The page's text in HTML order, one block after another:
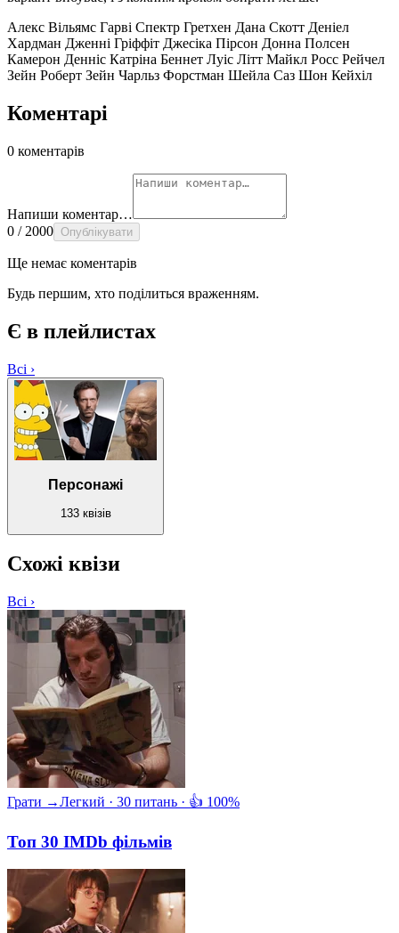
Алекс Вільямс Гарві Спектр Гретхен Дана Скотт Деніел
Хардман Дженні Гріффіт Джесіка Пірсон Донна Полсен
Камерон Денніс Катріна Беннет Луіс Літт Майкл Росс Рейчел
Зейн Роберт Зейн Чарльз Форстман Шейла Саз Шон Кейхіл
Коментарі
0 коментарів
Напиши коментар…
0 / 2000 Опублікувати
Ще немає коментарів
Будь першим, хто поділиться враженням.
Є в плейлистах
Всі ›
Персонажі
133 квізів
Схожі квізи
Всі ›
Грати →Легкий · 30 питань · 👍 100%
Топ 30 IMDb фільмів